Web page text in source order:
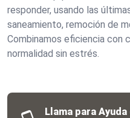
responder, usando las
saneamiento, remoción de
Combinamos eficiencia con
normalidad sin estrés.
Llama para Ayuda